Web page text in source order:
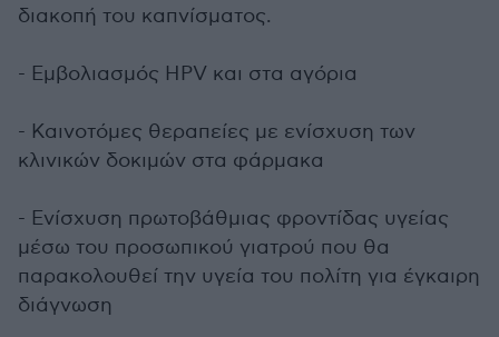
διακοπή του καπνίσματος.
- Εμβολιασμός HPV και στα αγόρια
- Καινοτόμες θεραπείες με ενίσχυση των
κλινικών δοκιμών στα φάρμακα
- Ενίσχυση πρωτοβάθμιας φροντίδας υγείας
μέσω του προσωπικού γιατρού που θα
παρακολουθεί την υγεία του πολίτη για έγκαιρη
διάγνωση